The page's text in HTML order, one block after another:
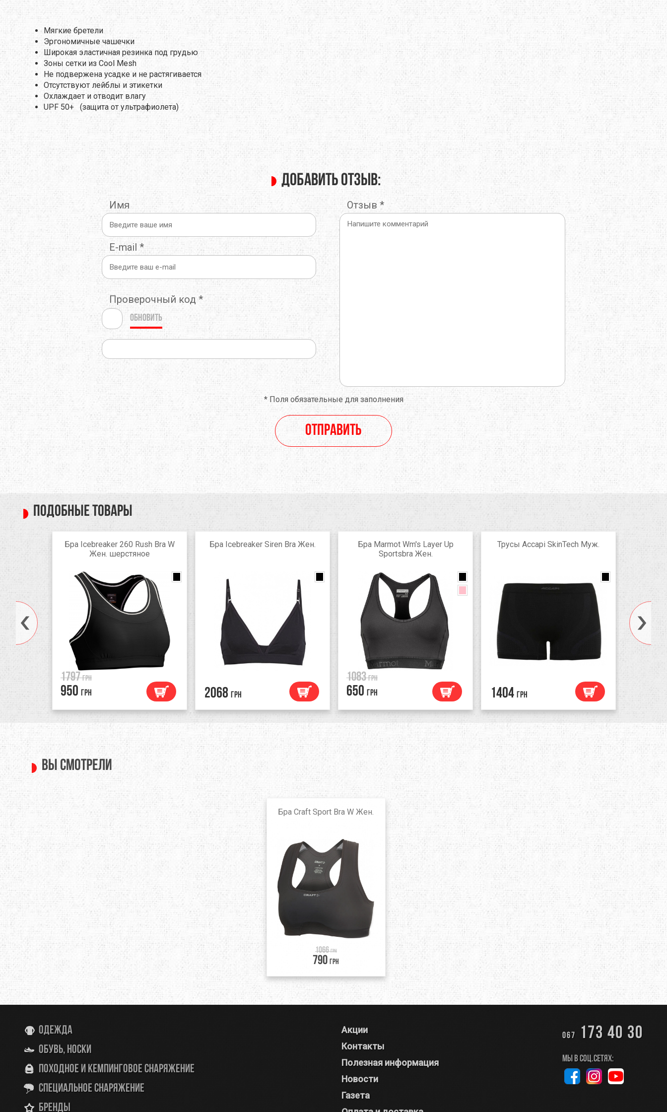
TRAMP TRAVEL EXTREME
TREKMATES TREZETA TRIMM TURBAT UKRHOLDS
ULOW UP SKY URBIK VANGO
WARMPEACE WILDO Y&Y
ZELGEAR ZOJIRUSHI БАРНАУЛ ГРЕЛО4КА Е=ДА
ИЗОЛОН МУЛЬТИСПОРТ ТЕКСМА
Мягкие бретели
Эргономичные чашечки
Широкая эластичная резинка под грудью
Зоны сетки из Cool Mesh
Не подвержена усадке и не растягивается
Отсутствуют лейблы и этикетки
Охлаждает и отводит влагу
UPF 50+ (защита от ультрафиолета)
Добавить отзыв:
Имя
E-mail *
Проверочный код *
Обновить
Отзыв*
*Поля обязательные для заполнения
Отправить
Подобные товары
Бра Icebreaker 260 Rush Bra W
Жен. шерстяное
1797 грн
950 грн
Бра Icebreaker Siren Bra Жен.
2068 грн
Бра Marmot Wm's Layer Up
Sportsbra Жен.
1083 грн
650 грн
Трусы Accapi SkinTech Муж.
black/anthracite
1404 грн грн
black
Grey
Вы смотрели
Бра Craft Sport Bra W Жен.
1066 грн
790 грн
Одежда
Обувь, носки
Походное и кемпинговое снаряжение
Специальное снаряжение
Бренды
Акции
Контакты
Полезная информация
Новости
Газета
067 173 40 30
Мы в соц.сетях: